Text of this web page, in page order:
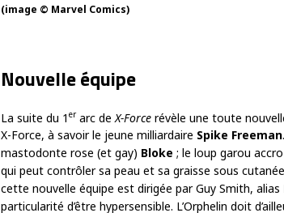
(image © Marvel Comics)
Nouvelle équipe
La suite du 1 erarc de X-Force révèle une toute
X-Force, à savoir le jeune milliardaire Spike Freeman
mastodonte rose (et gay) Bloke ; le loup garou
qui peut contrôler sa peau et sa graisse sous
cette nouvelle équipe est dirigée par Guy Smith, alias
particularité d’être hypersensible. L’Orphelin doit